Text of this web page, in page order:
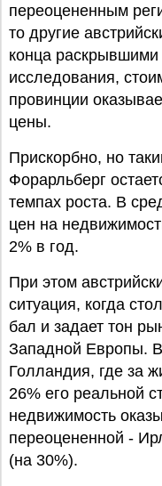
переоцененным
то другие
конца
исследования,
провинции
цены.
Прискорбно, но
Форарльберг
темпах роста. В
цен на
2% в год.
При этом
ситуация, когда
бал и задает тон
Западной Европы.
Голландия, где за
26% его реальной
недвижимость
переоцененной -
(на 30%).